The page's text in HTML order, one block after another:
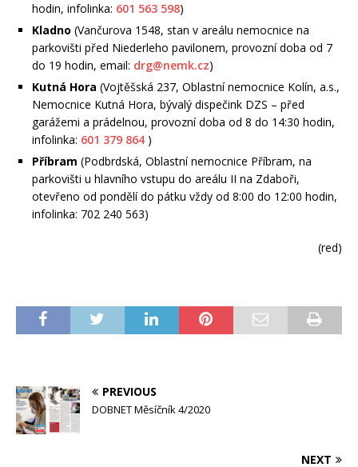
hodin, infolinka: 601 563 598)
Kladno (Vančurova 1548, stan v areálu nemocnice na
parkovišti před Niederleho pavilonem, provozní doba od 7
do 19 hodin, email: drg@nemk.cz)
Kutná Hora (Vojtěšská 237, Oblastní nemocnice Kolín, a.s.,
Nemocnice Kutná Hora, bývalý dispečink DZS – před
garážemi a prádelnou, provozní doba od 8 do 14:30 hodin,
infolinka: 601 379 864 )
Příbram (Podbrdská, Oblastní nemocnice Příbram, na
parkovišti u hlavního vstupu do areálu II na Zdaboři,
otevřeno od pondělí do pátku vždy od 8:00 do 12:00 hodin,
infolinka: 702 240 563)
(red)
PREVIOUS
DOBNET Měsíčník 4/2020
NEXT